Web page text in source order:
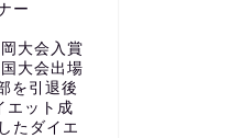
ー
大会入賞
大会出場
を引退後
エット成
たダイエ